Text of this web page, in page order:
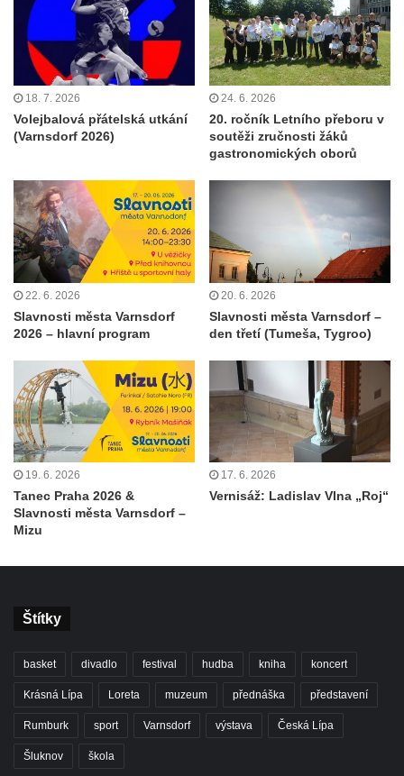
18. 7. 2026
Volejbalová přátelská utkání
(Varnsdorf 2026)
24. 6. 2026
20. ročník Letního přeboru v
soutěži zručnosti žáků
gastronomických oborů
22. 6. 2026
Slavnosti města Varnsdorf
2026 – hlavní program
20. 6. 2026
Slavnosti města Varnsdorf –
den třetí (Tumeša, Tygroo)
19. 6. 2026
Tanec Praha 2026 &
Slavnosti města Varnsdorf –
Mizu
17. 6. 2026
Vernisáž: Ladislav Vlna „Roj“
Štítky
basket divadlo festival hudba kniha koncert
Krásná Lípa Loreta muzeum přednáška představení
Rumburk sport Varnsdorf výstava Česká Lípa
Šluknov škola